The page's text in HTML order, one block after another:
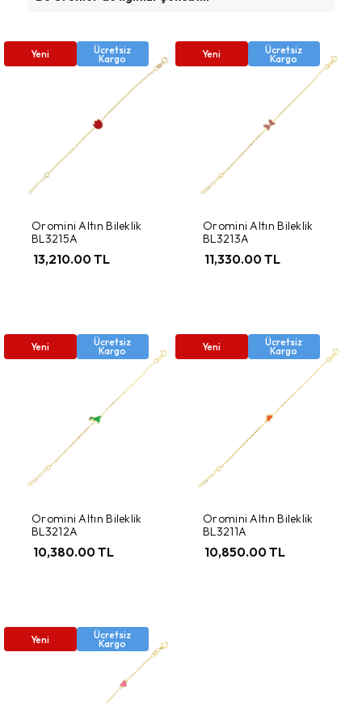
Yeni Ücretsiz
Kargo
Oromini Altın Bileklik
BL3215A
13,210.00 TL
Yeni Ücretsiz
Kargo
Oromini Altın Bileklik
BL3213A
11,330.00 TL
Yeni Ücretsiz
Kargo
Oromini Altın Bileklik
BL3212A
10,380.00 TL
Yeni Ücretsiz
Kargo
Oromini Altın Bileklik
BL3211A
10,850.00 TL
Yeni Ücretsiz
Kargo